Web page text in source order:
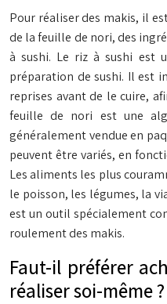
Pour réaliser des makis, il
de la feuille de nori, des
à sushi. Le riz à sushi est
préparation de sushi. Il est
reprises avant de le cuire,
feuille de nori est une
généralement vendue en
peuvent être variés, en
Les aliments les plus
le poisson, les légumes, la
est un outil spécialement
roulement des makis.
Faut-il préférer
réaliser soi-même ?